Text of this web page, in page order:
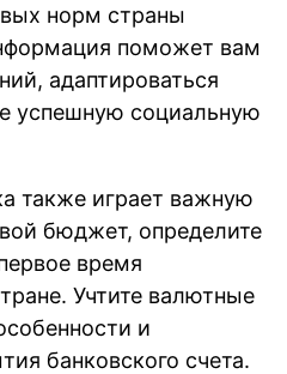
норм страны
поможет вам
адаптироваться
успешную социальную
также играет важную
бюджет, определите
время
Учтите валютные
и
банковского счета.